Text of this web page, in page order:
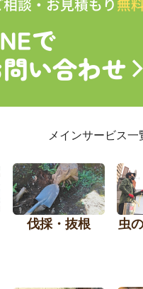
メインサービス一
伐採・抜根 虫